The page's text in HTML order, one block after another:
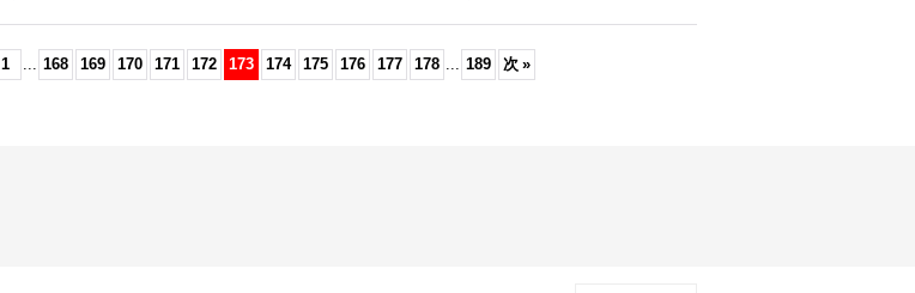
1 ... 168 169 170 171 172 173 174 175 176 177 178 ... 189 次 »